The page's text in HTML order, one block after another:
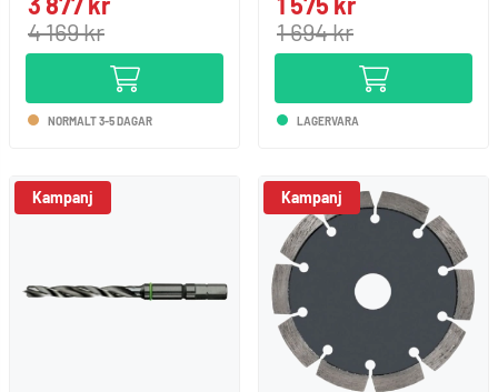
4 169 kr
NORMALT 3-5 DAGAR
1 694 kr
LAGERVARA
Kampanj Kampanj